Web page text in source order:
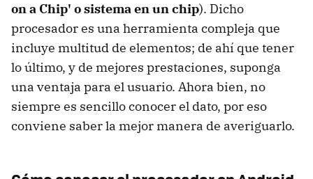
on a Chip' o sistema en un chip). Dicho
procesador es una herramienta compleja que
incluye multitud de elementos; de ahí que tener
lo último, y de mejores prestaciones, suponga
una ventaja para el usuario. Ahora bien, no
siempre es sencillo conocer el dato, por eso
conviene saber la mejor manera de averiguarlo.